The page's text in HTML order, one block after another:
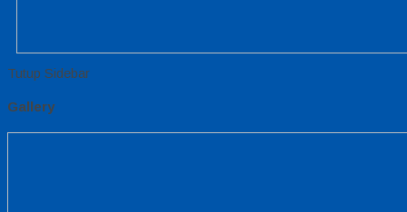
Tutup Sidebar
Gallery